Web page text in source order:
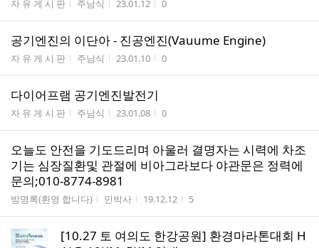
게시판명
자 유 게 시 판 작성자
주남식 작성시간
23.01.12 조회수
0
공기엔진의 이단아 - 진공엔진(Vauume Engine)
게시판명
자 유 게 시 판 작성자
주남식 작성시간
23.01.10 조회수
0
다이어프램 공기엔진발전기
게시판명
자 유 게 시 판 작성자
주남식 작성시간
23.01.08 조회수
0
오늘도 안전을 기도드리며 아울러 결명자는 시력에 차조
기는 심장질환및 관절에 비아그라보다 야관문은 정력에
문의;010-8774-8981
게시판명
방명록(환영 합니다) 작성자
민박사 작성시간
19.12.12 조회수
5
[10.27 토 여의도 한강공원] 환경마라톤대회 H